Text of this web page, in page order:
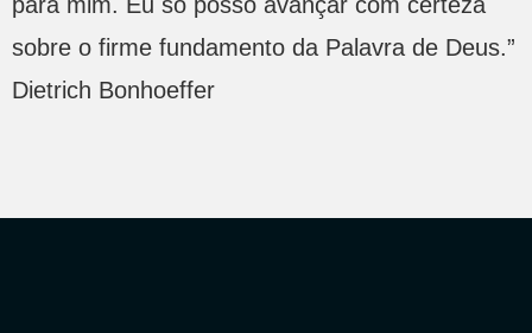
sobre o firme fundamento da Palavra de Deus.”
Dietrich Bonhoeffer